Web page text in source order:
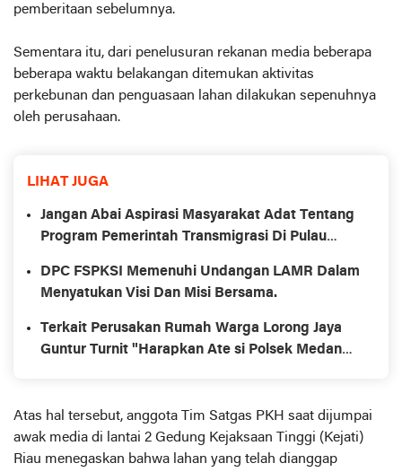
pemberitaan sebelumnya.
Sementara itu, dari penelusuran rekanan media beberapa
beberapa waktu belakangan ditemukan aktivitas
perkebunan dan penguasaan lahan dilakukan sepenuhnya
oleh perusahaan.
LIHAT JUGA
Jangan Abai Aspirasi Masyarakat Adat Tentang
Program Pemerintah Transmigrasi Di Pulau
DPC FSPKSI Memenuhi Undangan LAMR Dalam
Menyatukan Visi Dan Misi Bersama.
Terkait Perusakan Rumah Warga Lorong Jaya
Guntur Turnit "Harapkan Ate si Polsek Medan
Atas hal tersebut, anggota Tim Satgas PKH saat dijumpai
awak media di lantai 2 Gedung Kejaksaan Tinggi (Kejati)
Riau menegaskan bahwa lahan yang telah dianggap